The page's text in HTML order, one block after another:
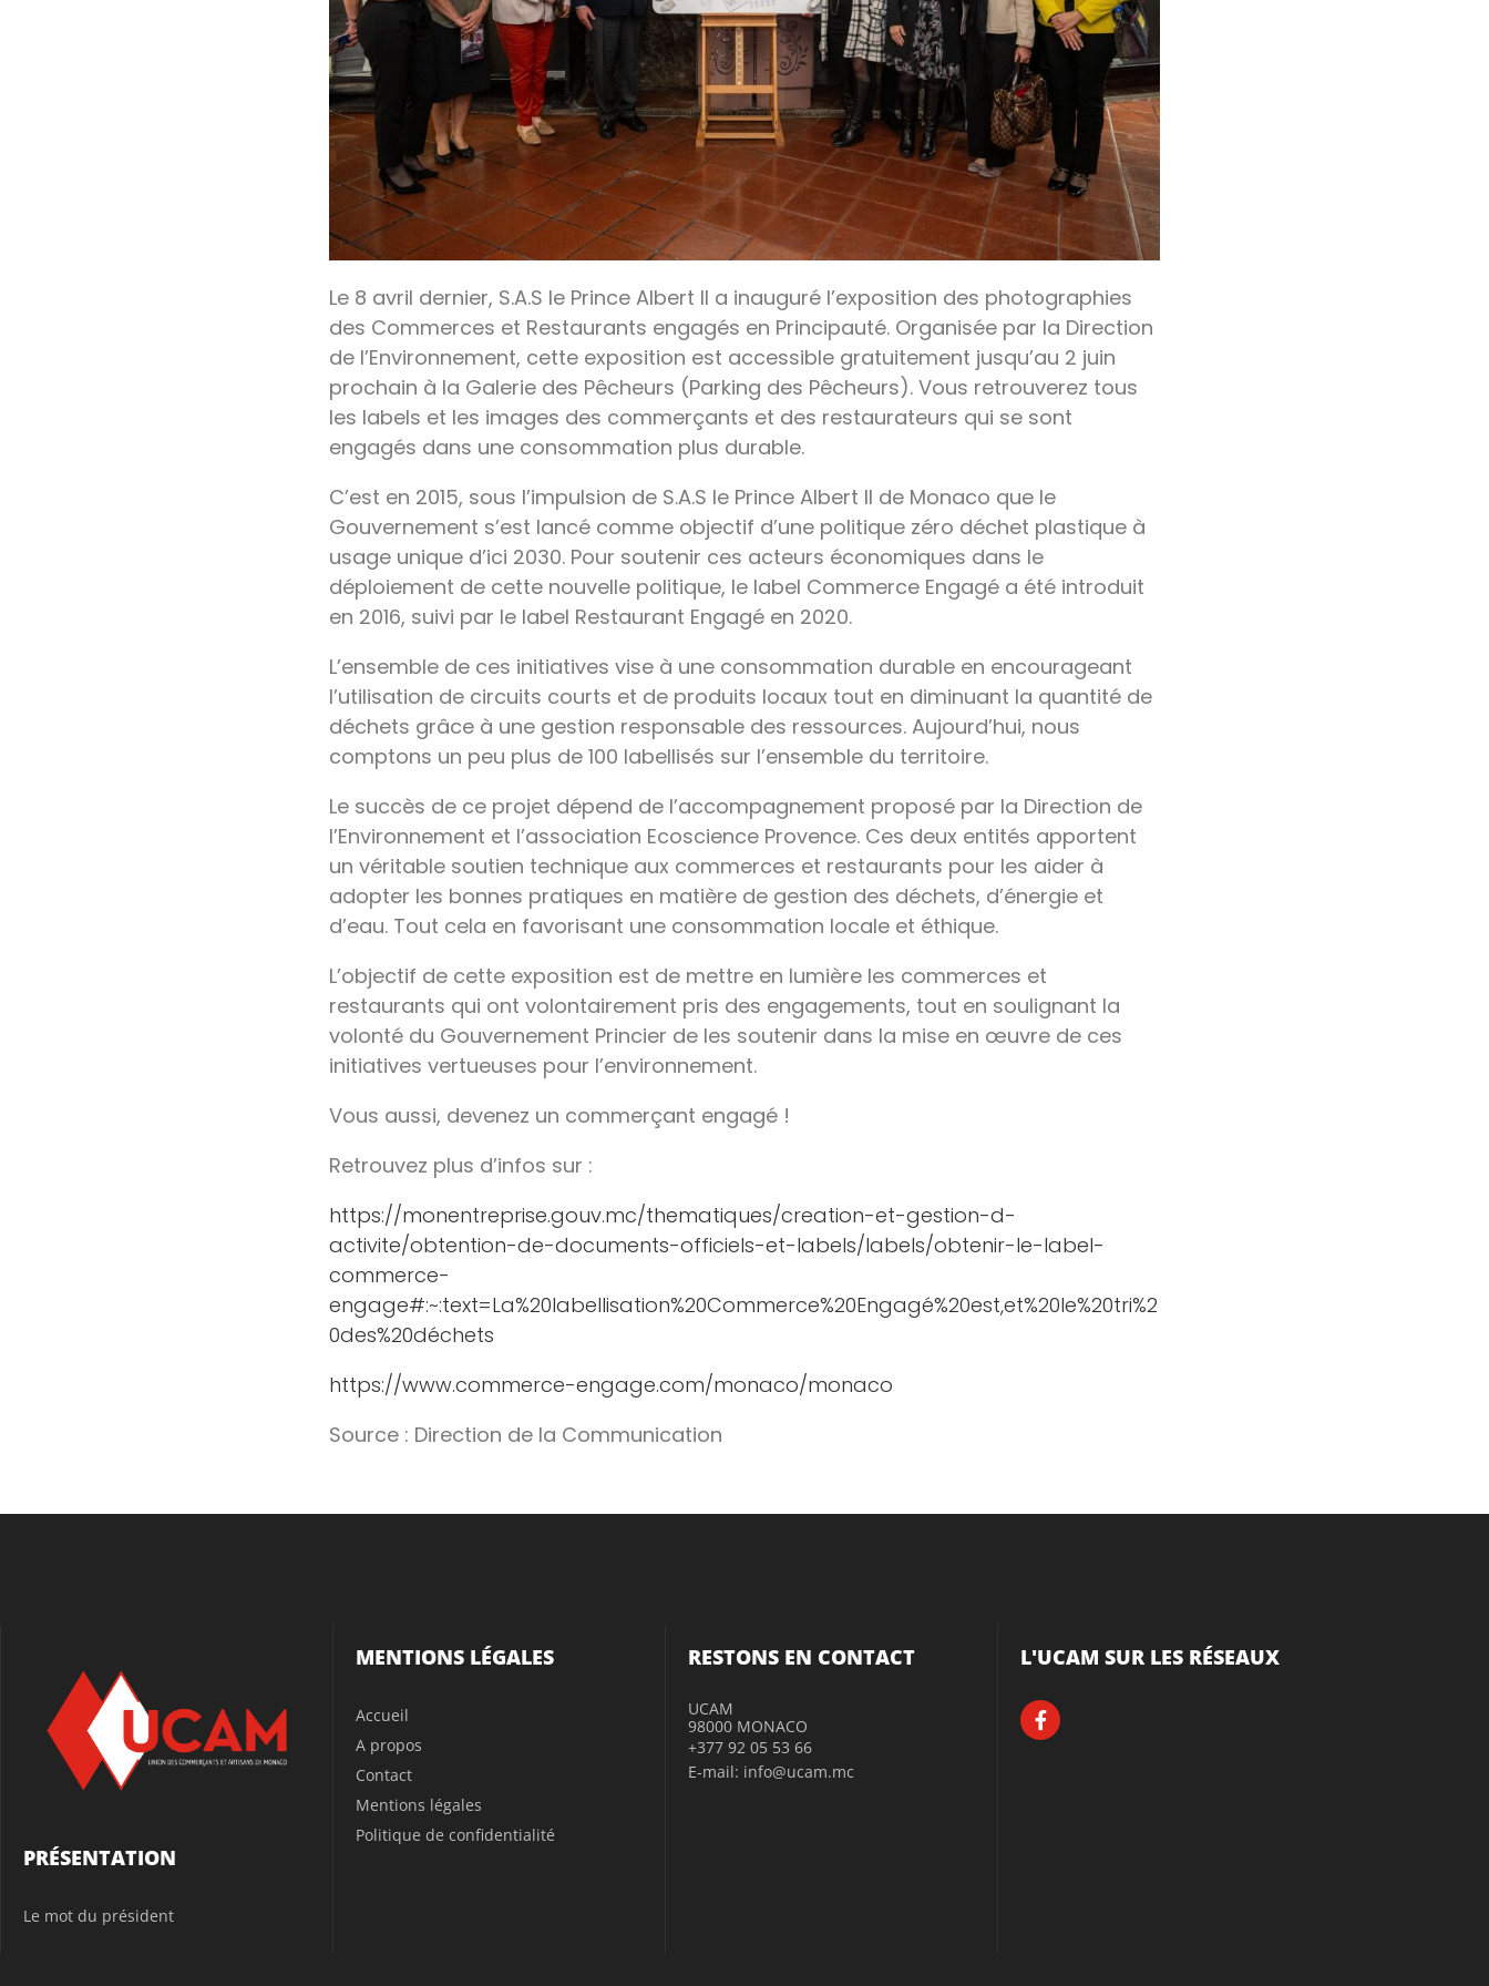
Le 8 avril dernier, S.A.S le Prince Albert II a inauguré l’exposition des photographies
des Commerces et Restaurants engagés en Principauté. Organisée par la Direction
de l’Environnement, cette exposition est accessible gratuitement jusqu’au 2 juin
prochain à la Galerie des Pêcheurs (Parking des Pêcheurs). Vous retrouverez tous
les labels et les images des commerçants et des restaurateurs qui se sont
engagés dans une consommation plus durable.
C’est en 2015, sous l’impulsion de S.A.S le Prince Albert II de Monaco que le
Gouvernement s’est lancé comme objectif d’une politique zéro déchet plastique à
usage unique d’ici 2030. Pour soutenir ces acteurs économiques dans le
déploiement de cette nouvelle politique, le label Commerce Engagé a été introduit
en 2016, suivi par le label Restaurant Engagé en 2020.
L’ensemble de ces initiatives vise à une consommation durable en encourageant
l’utilisation de circuits courts et de produits locaux tout en diminuant la quantité de
déchets grâce à une gestion responsable des ressources. Aujourd’hui, nous
comptons un peu plus de 100 labellisés sur l’ensemble du territoire.
Le succès de ce projet dépend de l’accompagnement proposé par la Direction de
l’Environnement et l’association Ecoscience Provence. Ces deux entités apportent
un véritable soutien technique aux commerces et restaurants pour les aider à
adopter les bonnes pratiques en matière de gestion des déchets, d’énergie et
d’eau. Tout cela en favorisant une consommation locale et éthique.
L’objectif de cette exposition est de mettre en lumière les commerces et
restaurants qui ont volontairement pris des engagements, tout en soulignant la
volonté du Gouvernement Princier de les soutenir dans la mise en œuvre de ces
initiatives vertueuses pour l’environnement.
Vous aussi, devenez un commerçant engagé !
Retrouvez plus d’infos sur :
https://monentreprise.gouv.mc/thematiques/creation-et-gestion-d-
activite/obtention-de-documents-officiels-et-labels/labels/obtenir-le-label-
commerce-
engage#:~:text=La%20labellisation%20Commerce%20Engagé%20est,et%20le%20tri%2
0des%20déchets
https://www.commerce-engage.com/monaco/monaco
Source : Direction de la Communication
PRÉSENTATION
Le mot du président
MENTIONS LÉGALES
Accueil
A propos
Contact
Mentions légales
Politique de confidentialité
RESTONS EN CONTACT
UCAM
98000 MONACO
+377 92 05 53 66
E-mail: info@ucam.mc
L'UCAM SUR LES RÉSEAUX